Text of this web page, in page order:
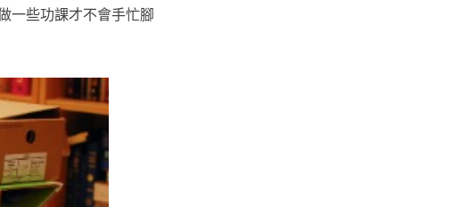
一些功課才不會手忙腳